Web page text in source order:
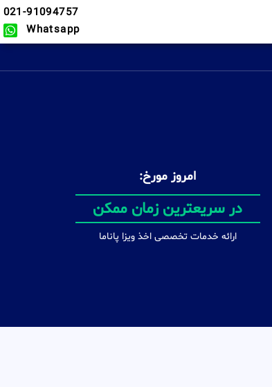
021-91094757
Whatsapp
امروز مورخ:
دریافت انواع ویزا
ارائه خدمات تخصصی اخذ ویزا پاناما